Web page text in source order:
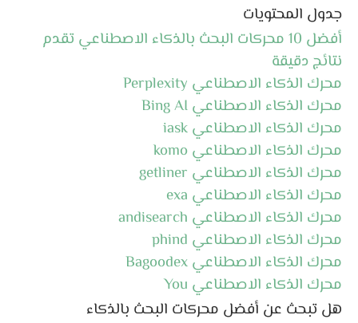
جدول المحتويات
أفضل 10 محركات البحث بالذكاء الاصطناعي تقدم
نتائج دقيقة
محرك الذكاء الاصطناعي Perplexity
محرك الذكاء الاصطناعي Bing AI
محرك الذكاء الاصطناعي iask
محرك الذكاء الاصطناعي komo
محرك الذكاء الاصطناعي getliner
محرك الذكاء الاصطناعي exa
محرك الذكاء الاصطناعي andisearch
محرك الذكاء الاصطناعي phind
محرك الذكاء الاصطناعي Bagoodex
محرك الذكاء الاصطناعي You
هل تبحث عن أفضل محركات البحث بالذكاء